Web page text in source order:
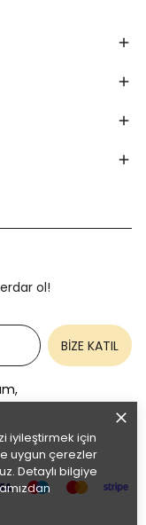
iyileştirmek için
uygun çerezler
Detaylı bilgiye
ol!
BİZE KATIL